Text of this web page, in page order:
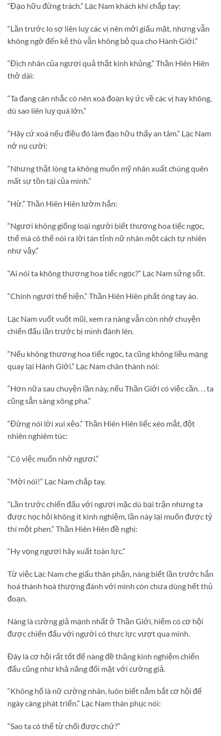
“Đạo hữu đừng trách.” Lạc Nam khách khí chắp tay:
“Lần trước lo sợ liên luỵ các vị nên mới giấu mặt, nhưng vẫn
không ngờ đến kẻ thù vẫn không bỏ qua cho Hành Giới.”
“Địch nhân của ngươi quả thật kinh khủng.” Thần Hiên Hiên
thở dài:
“Ta đang cân nhắc có nên xoá đoạn ký ức về các vị hay không,
dù sao liên luỵ quá lớn.”
“Hãy cứ xoá nếu điều đó làm đạo hữu thấy an tâm.” Lạc Nam
nở nụ cười:
“Nhưng thật lòng ta không muốn mỹ nhân xuất chúng quên
mất sự tồn tại của mình.”
“Hừ.” Thần Hiên Hiên lườm hắn:
“Ngươi không giống loại người biết thương hoa tiếc ngọc,
thế mà có thể nói ra lời tán tỉnh nữ nhân một cách tự nhiên
như vậy.”
“Ai nói ta không thương hoa tiếc ngọc?” Lạc Nam sửng sốt.
“Chính ngươi thể hiện.” Thần Hiên Hiên phất óng tay áo.
Lạc Nam vuốt vuốt mũi, xem ra nàng vẫn còn nhớ chuyện
chiến đấu lần trước bị mình đánh lén.
“Nếu không thương hoa tiếc ngọc, ta cũng không liều mạng
quay lại Hành Giới.” Lạc Nam chân thành nói:
“Hơn nữa sau chuyện lần này, nếu Thần Giới có việc cần. . . ta
cũng sẳn sàng xông pha.”
“Đừng nói lời xui xẻo.” Thần Hiên Hiên liếc xéo mắt, đột
nhiên nghiêm túc:
“Có việc muốn nhờ ngươi.”
“Mời nói!” Lạc Nam chắp tay.
“Lần trước chiến đấu với ngươi mặc dù bại trận nhưng ta
được học hỏi không ít kinh nghiệm, lần này lại muốn được tỷ
thí một phen.” Thần Hiên Hiên đề nghị:
“Hy vọng ngươi hãy xuất toàn lực.”
Từ việc Lạc Nam che giấu thân phận, nàng biết lần trước hắn
hoá thành hoà thượng đánh với mình còn chưa dùng hết thủ
đoạn.
Nàng là cường giả mạnh nhất ở Thần Giới, hiếm có cơ hội
được chiến đấu với người có thực lực vượt qua mình.
Đây là cơ hội rất tốt để nàng đề thăng kinh nghiệm chiến
đấu cũng như khả năng đối mặt với cường giả.
“Không hổ là nữ cường nhân, luôn biết nắm bắt cơ hội để
ngày càng phát triển.” Lạc Nam thán phục nói:
“Sao ta có thể từ chối được chứ?”